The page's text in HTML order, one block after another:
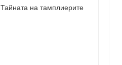
Тайната на тамплиерите